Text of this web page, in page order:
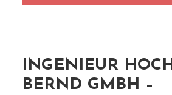
INGENIEUR
BERND GMBH –